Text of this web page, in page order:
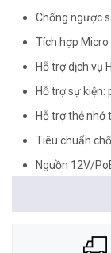
Chống ngược
Tích hợp Micro
Hỗ trợ dịch vụ
Hỗ trợ sự
Hỗ trợ thẻ nhớ
Tiêu chuẩn
Nguồn 12V/
<Hotline:
Tư vấn cách chọn